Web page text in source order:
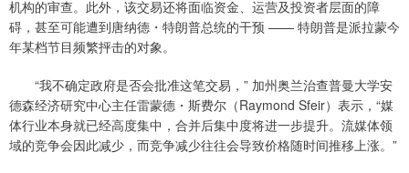
机构的审查。此外，该交易还将面临资金、运营及投资者层面的障
碍，甚至可能遭到唐纳德・特朗普总统的干预 —— 特朗普是派拉蒙今
年某档节目频繁抨击的对象。
“我不确定政府是否会批准这笔交易，” 加州奥兰治查普曼大学安
德森经济研究中心主任雷蒙德・斯费尔（Raymond Sfeir）表示，“媒
体行业本身就已经高度集中，合并后集中度将进一步提升。流媒体领
域的竞争会因此减少，而竞争减少往往会导致价格随时间推移上涨。”